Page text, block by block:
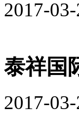
2017-
泰祥国
2017-